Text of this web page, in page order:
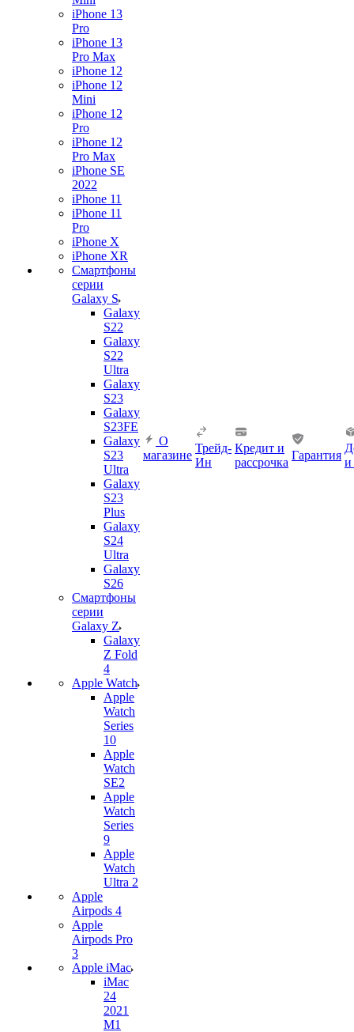
iPhone 13
Pro
iPhone 13
Pro Max
iPhone 12
iPhone 12
Mini
iPhone 12
Pro
iPhone 12
Pro Max
iPhone SE
2022
iPhone 11
iPhone 11
Pro
iPhone X
iPhone XR
Смартфоны
серии
Galaxy S
Galaxy
S22
Galaxy
S22
Ultra
Galaxy
S23
Galaxy
S23FE
Galaxy
S23
Ultra
Galaxy
S23
Plus
Galaxy
S24
Ultra
Galaxy
S26
Смартфоны
серии
Galaxy Z
Galaxy
Z Fold
4
Apple Watch
Apple
Watch
Series
10
Apple
Watch
SE2
Apple
Watch
Series
9
Apple
Watch
Ultra 2
Apple
Airpods 4
Apple
Airpods Pro
3
Apple iMac
iMac
24
2021
M1
О
магазине
Трейд-
Ин
Кредит и
рассрочка
Гарантия
и